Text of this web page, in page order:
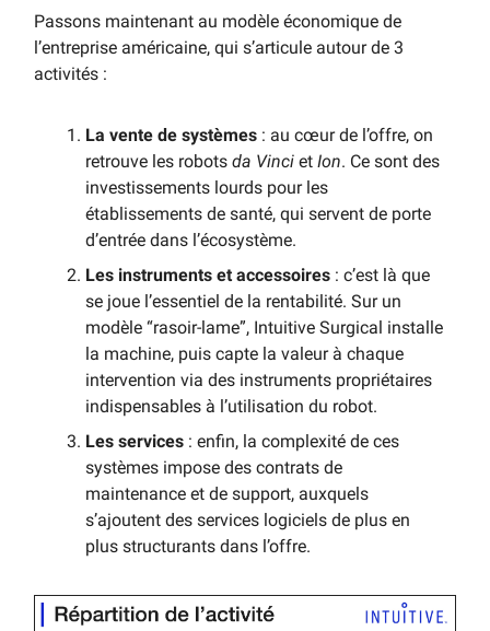
Passons maintenant au modèle économique de
l’entreprise américaine, qui s’articule autour de 3
activités :
La vente de systèmes : au cœur de l’offre, on
retrouve les robots da Vinci et Ion. Ce sont des
investissements lourds pour les
établissements de santé, qui servent de porte
d’entrée dans l’écosystème.
Les instruments et accessoires : c’est là que
se joue l’essentiel de la rentabilité. Sur un
modèle “rasoir-lame”, Intuitive Surgical installe
la machine, puis capte la valeur à chaque
intervention via des instruments propriétaires
indispensables à l’utilisation du robot.
Les services : enfin, la complexité de ces
systèmes impose des contrats de
maintenance et de support, auxquels
s’ajoutent des services logiciels de plus en
plus structurants dans l’offre.